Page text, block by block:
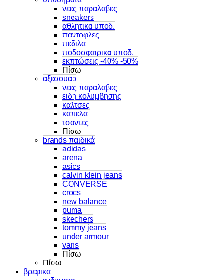
νεες παραλαβες
sneakers
αθλητικα υποδ.
παντοφλες
πεδιλα
ποδοσφαιρικα υποδ.
εκπτώσεις -40% -50%
Πίσω
αξεσουαρ
νεες παραλαβες
ειδη κολυμβησης
καλτσες
καπελα
τσαντες
Πίσω
brands παιδικά
adidas
arena
asics
calvin klein jeans
CONVERSE
crocs
new balance
puma
skechers
tommy jeans
under armour
vans
Πίσω
Πίσω
βρεφικα